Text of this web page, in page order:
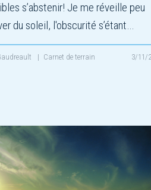
s’abstenir! Je me réveille peu
du soleil, l'obscurité s’étant…
| Carnet de terrain 3/11/